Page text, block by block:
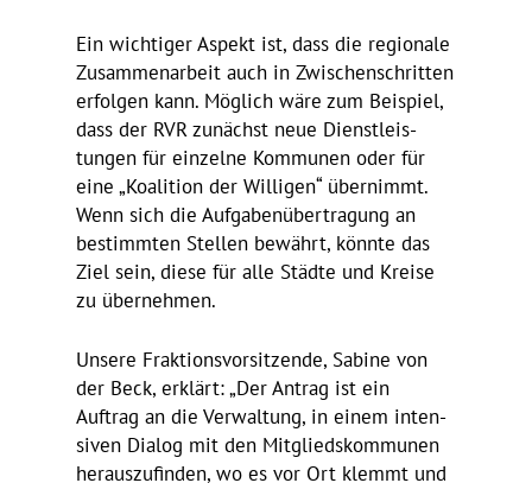
Ein wich­tiger Aspekt ist, dass die regio­nale
Zusam­men­ar­beit auch in Zwischen­schritten
erfolgen kann. Möglich wäre zum Beispiel,
dass der RVR zunächst neue Dienst­leis­
tungen für einzelne Kommunen oder für
eine „Koali­tion der Willigen“ über­nimmt.
Wenn sich die Aufga­ben­über­tra­gung an
bestimmten Stellen bewährt, könnte das
Ziel sein, diese für alle Städte und Kreise
zu über­nehmen.
Unsere Frak­ti­ons­vor­sit­zende, Sabine von
der Beck, erklärt: „Der Antrag ist ein
Auftrag an die Verwal­tung, in einem inten­
siven Dialog mit den Mitglieds­kom­munen
heraus­zu­finden, wo es vor Ort klemmt und